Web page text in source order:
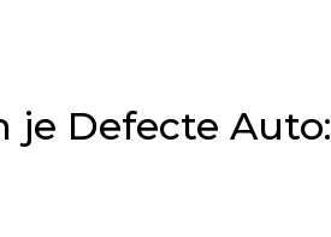
je Defecte Auto: